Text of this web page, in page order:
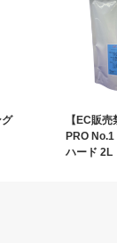
【EC販
PRO No.1
ハード 2L